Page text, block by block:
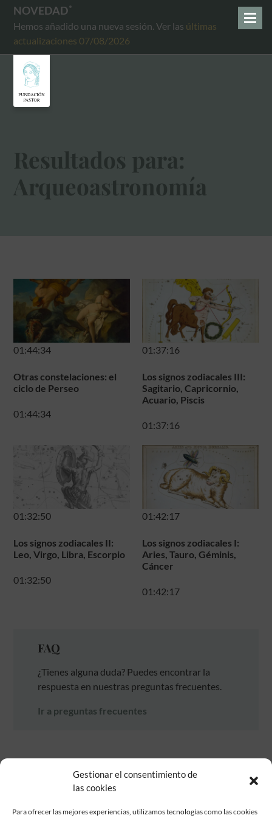
Gestionar el consentimiento de
las cookies
Para ofrecer las mejores experiencias, utilizamos tecnologías como las cookies
NOVEDAD
Hemos añadido una nueva sesión. Ver las últimas
actualizaciones 07/08/2026
Resultados para:
Arqueoastronomía
01:44:34
Otras constelaciones: el
ciclo de Perseo
01:44:34
01:37:16
Los signos zodiacales III:
Sagitario, Capricornio,
Acuario, Piscis
01:37:16
01:32:50
Los signos zodiacales II:
Leo, Virgo, Libra, Escorpio
01:32:50
01:42:17
Los signos zodiacales I:
Aries, Tauro, Géminis,
Cáncer
01:42:17
FAQ
¿Tienes alguna duda? Puedes encontrar la
respuesta en nuestras preguntas frecuentes.
Ir a preguntas frecuentes